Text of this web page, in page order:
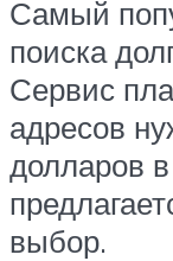
Самый
поиска
Сервис
адресов
долларов
выбор.